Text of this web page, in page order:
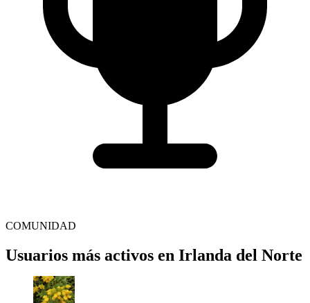
COMUNIDAD
Usuarios más activos en Irlanda del Norte